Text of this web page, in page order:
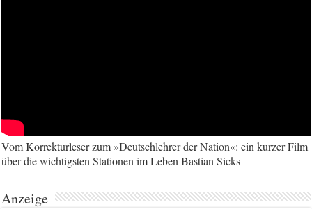
Vom Korrekturleser zum »Deutschlehrer der Nation«: ein kurzer Film
über die wichtigsten Stationen im Leben Bastian Sicks
Anzeige